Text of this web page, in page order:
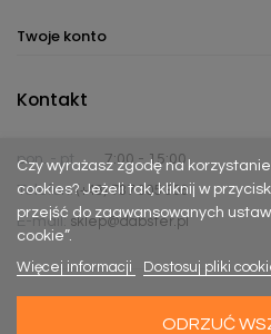
Twoje konto
Czy wyrażasz zgodę na
cookies? Jeżeli tak, kliknij w
przejść do zaawansowanych
cookie”.
Więcej informacji
Dostosuj pliki
ODRZUĆ
Kontakt
pon. - pt.
7:00 - 15:00
Telefon:(+48) 737 305 306
E-mail: sklep@dabster.pl